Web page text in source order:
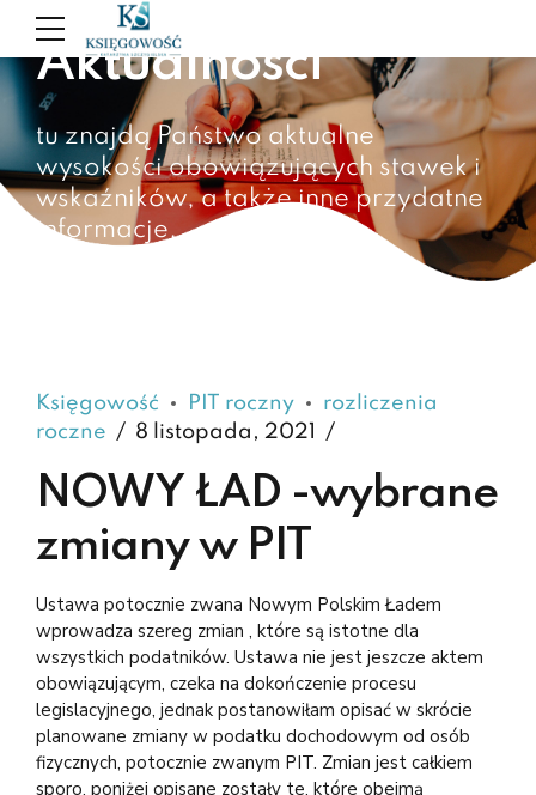
Aktualności
tu znajdą Państwo aktualne
wysokości obowiązujących stawek i
wskaźników, a także inne przydatne
informacje.
Księgowość PIT roczny
rozliczenia
roczne
8 listopada, 2021
NOWY ŁAD -wybrane
zmiany w PIT
Ustawa potocznie zwana Nowym Polskim Ładem
wprowadza szereg zmian , które są istotne dla
wszystkich podatników. Ustawa nie jest jeszcze aktem
obowiązującym, czeka na dokończenie procesu
legislacyjnego, jednak postanowiłam opisać w skrócie
planowane zmiany w podatku dochodowym od osób
fizycznych, potocznie zwanym PIT. Zmian jest całkiem
sporo, poniżej opisane zostały te, które obejmą